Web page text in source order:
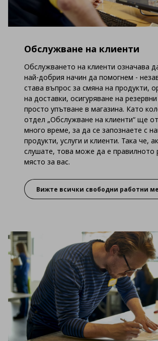
Обслужване на клиенти
Обслужването на клиенти означава
най-добрия начин да помогнем -
става въпрос за смяна на продукти,
на доставки, осигуряване на
просто упътване в магазина. Като
отдел „Обслужване на клиенти“ ще
много време, за да се запознаете с
продукти, услуги и клиенти. Така че,
слушате, това може да е правилното
място за вас.
Вижте всички свободни работни